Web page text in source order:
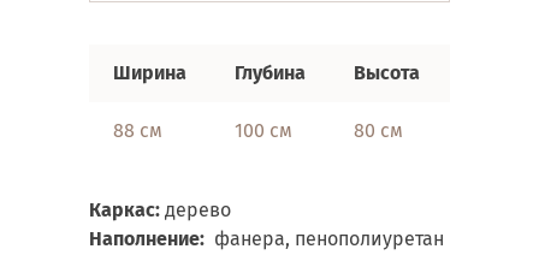
Ширина Глубина Высота
88 см 100 см 80 см
Каркас: дерево
Наполнение: фанера, пенополиуретан